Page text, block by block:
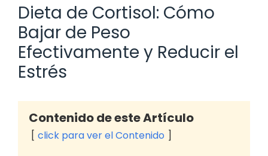
Dieta de Cortisol: Cómo
Bajar de Peso
Efectivamente y Reducir el
Estrés
Contenido de este Artículo
click para ver el Contenido